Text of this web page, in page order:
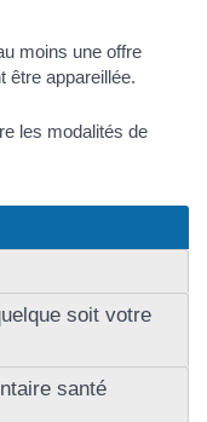
moins une offre
être appareillée.
les modalités de
soit votre
santé